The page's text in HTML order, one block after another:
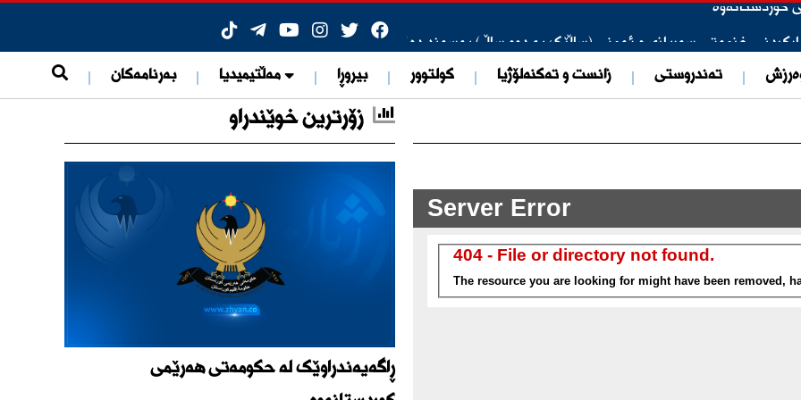
خزمەتی سەربازی و ئەمنی (ساڵێک بە دوو ساڵ) پەسەند دەکات
سیستەمەکانی پاتریۆت ئیتر لە هەولێر نین
لە نزیک فڕۆكەخانەی هەولێر كشاندووەتەوە
دوو تیرۆریستی داعـ.ـش ڕادەگەیەنێت.
پاكترین پارێزگایە لەسەر ئاستی عیراق و هەرێم لە رووی مادەی هۆشبەرەوە
تەندروستی زانست و تەکنەلۆژیا کولتوور بیروڕا مەڵتیمیدیا بەرنامەکان
زۆرترین خوێندراو
ڕاگەیەندراوێک لە حکومەتی هەرێمی